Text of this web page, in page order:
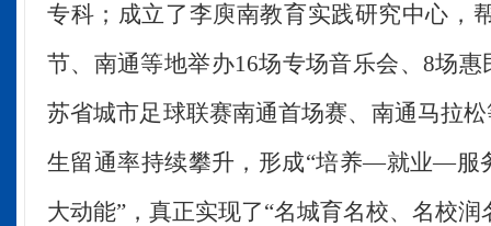
专科；成立了李庾南教育实践研究中心，
节、南通等地举办16场专场音乐会、8场
苏省城市足球联赛南通首场赛、南通马拉
生留通率持续攀升，形成“培养—就业—服
大动能”，真正实现了“名城育名校、名校